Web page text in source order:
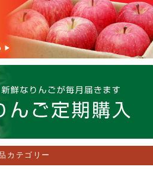
カテゴリー